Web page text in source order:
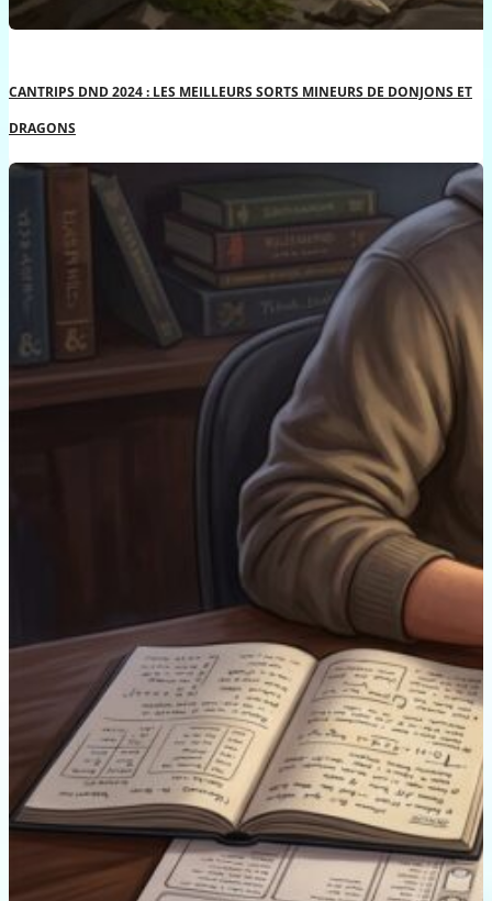
CANTRIPS DND 2024 : LES MEILLEURS SORTS MINEURS DE DONJONS ET
DRAGONS